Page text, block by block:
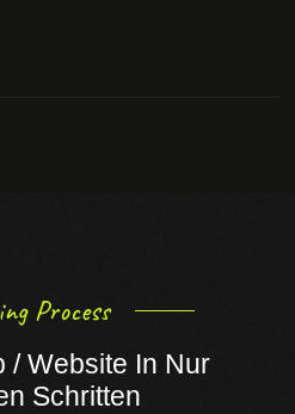
Process
/ Website In Nur
Schritten